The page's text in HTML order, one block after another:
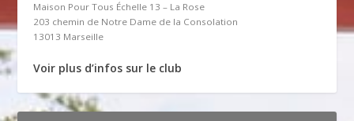
Maison Pour Tous Échelle 13 – La Rose
203 chemin de Notre Dame de la Consolation
13013 Marseille
Voir plus d’infos sur le club